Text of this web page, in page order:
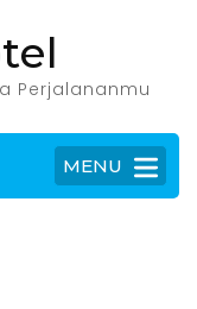
Perjalananmu
MENU